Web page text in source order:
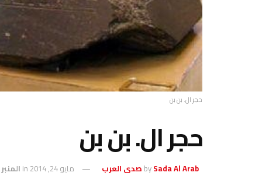
حجر ال. بن بن
حجر ال. بن بن
bySada Al Arab صدى العرب مايو 24, 2014 in